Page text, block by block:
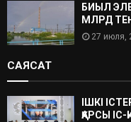
БИЫЛ
МЛРД
27 июля,
САЯСАТ
ІШКІ
ҚАРСЫ